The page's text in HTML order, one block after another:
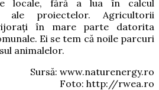
locale, fără a lua în calcul
ale proiectelor. Agricultorii
în mare parte datorita
Ei se tem că noile parcuri
animalelor.
Sursă: www.naturenergy.ro
Foto: http://rwea.ro